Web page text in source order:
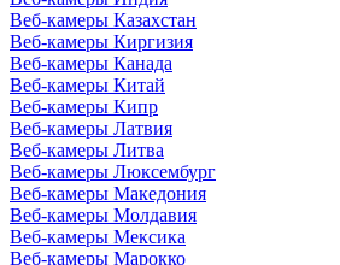
Веб-камеры Казахстан
Веб-камеры Киргизия
Веб-камеры Канада
Веб-камеры Китай
Веб-камеры Кипр
Веб-камеры Латвия
Веб-камеры Литва
Веб-камеры Люксембург
Веб-камеры Македония
Веб-камеры Молдавия
Веб-камеры Мексика
Веб-камеры Марокко